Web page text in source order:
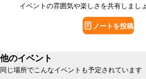
イベントの雰囲気や楽しさを共有しまし
ノートを投稿
他のイベント
同じ場所でこんなイベントも予定されています